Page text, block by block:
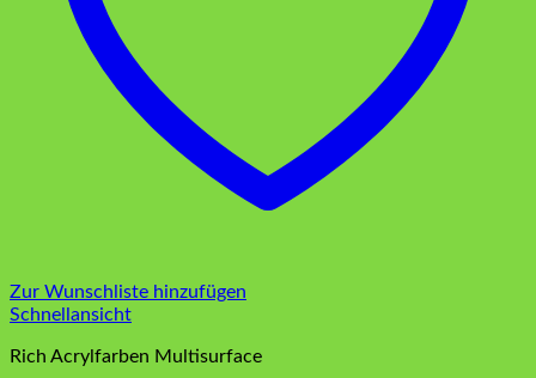
Zur Wunschliste hinzufügen
Schnellansicht
Rich Acrylfarben Multisurface